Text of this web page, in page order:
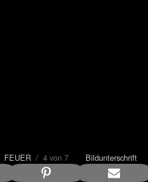
FEUER/ 4 von 7 Bildunterschrift
anzeigen